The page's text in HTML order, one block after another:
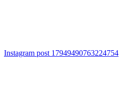
Instagram post 17949490763224754